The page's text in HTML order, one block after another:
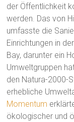
der Öffentlichkeit
werden. Das von
umfasste die
Einrichtungen in
Bay, darunter ein
Umweltgruppen
den Natura-2000-
erhebliche
Momentum
ökologischer und